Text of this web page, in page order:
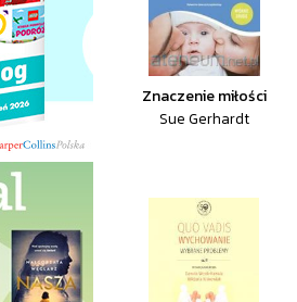
Znaczenie miłości
Sue Gerhardt